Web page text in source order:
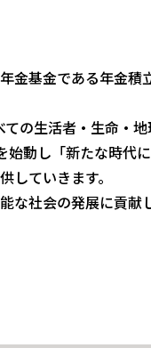
金基金である年金積
の生活者・生命・地
始動し「新たな時代
ていきます。
な社会の発展に貢献